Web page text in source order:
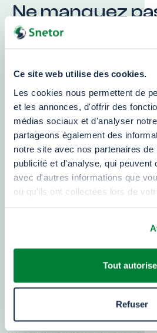
Ce site web utilise des cookies.
Les cookies nous permettent de
et les annonces, d'offrir des
médias sociaux et d'analyser
partageons également des
notre site avec nos partenaires
publicité et d'analyse, qui peuvent
avec d'autres informations que
ou qu'ils ont collectées lors de
Tout
Refuser
Ne manquez
nos dernières
décryptage
des enjeux du plastique et de
chimiques dans le monde